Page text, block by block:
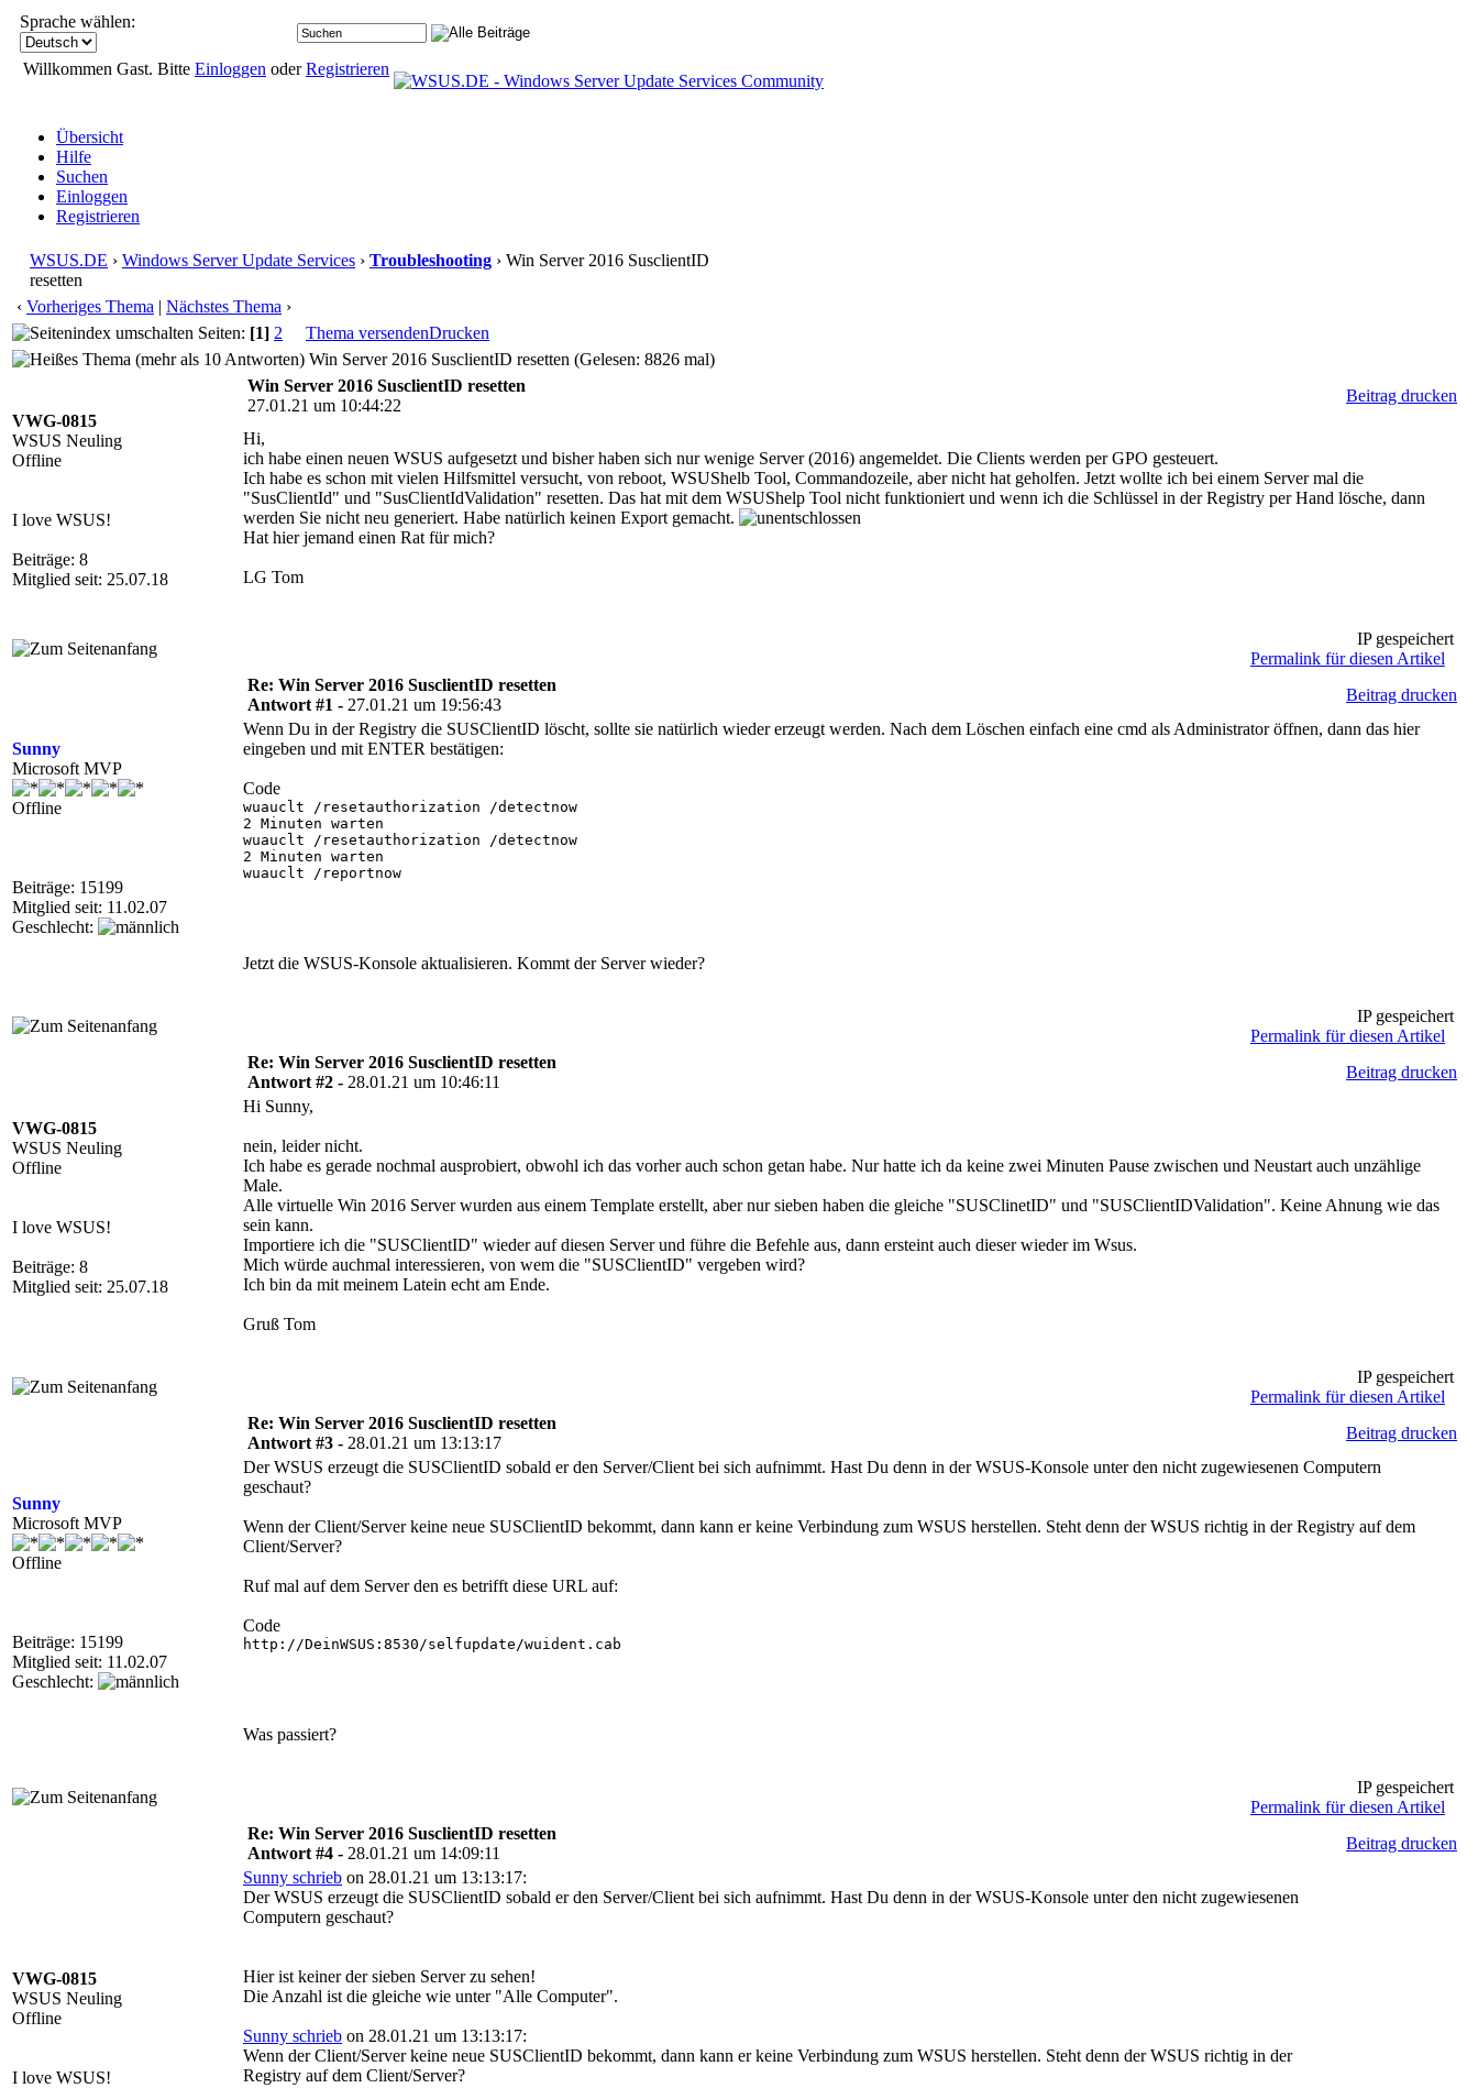
Sprache wählen:
Willkommen Gast. Bitte Einloggen oderRegistrieren
Übersicht
Hilfe
Suchen
Einloggen
Registrieren
WSUS.DE › Windows Server Update Services › Troubleshooting › Win Server 2016 SusclientID
resetten
‹ Vorheriges Thema | Nächstes Thema ›
Seiten: [1] 2 Thema versendenDrucken
Win Server 2016 SusclientID resetten (Gelesen: 8826 mal)
VWG-0815
WSUS Neuling
Offline
I love WSUS!
Beiträge: 8
Mitglied seit: 25.07.18
Win Server 2016 SusclientID resetten
27.01.21 um 10:44:22
Beitrag drucken
Hi,
ich habe einen neuen WSUS aufgesetzt und bisher haben sich nur wenige Server (2016) angemeldet. Die Clients werden per GPO gesteuert.
Ich habe es schon mit vielen Hilfsmittel versucht, von reboot, WSUShelb Tool, Commandozeile, aber nicht hat geholfen. Jetzt wollte ich bei einem Server mal die
"SusClientId" und "SusClientIdValidation" resetten. Das hat mit dem WSUShelp Tool nicht funktioniert und wenn ich die Schlüssel in der Registry per Hand lösche, dann
werden Sie nicht neu generiert. Habe natürlich keinen Export gemacht.
Hat hier jemand einen Rat für mich?
LG Tom
IP gespeichert
Permalink für diesen Artikel
Sunny
Microsoft MVP
Offline
Beiträge: 15199
Mitglied seit: 11.02.07
Geschlecht:
Re: Win Server 2016 SusclientID resetten
Antwort #1 - 27.01.21 um 19:56:43
Beitrag drucken
Wenn Du in der Registry die SUSClientID löscht, sollte sie natürlich wieder erzeugt werden. Nach dem Löschen einfach eine cmd als Administrator öffnen, dann das hier
eingeben und mit ENTER bestätigen:
Code
wuauclt /resetauthorization /detectnow
2 Minuten warten
wuauclt /resetauthorization /detectnow
2 Minuten warten
wuauclt /reportnow
Jetzt die WSUS-Konsole aktualisieren. Kommt der Server wieder?
IP gespeichert
Permalink für diesen Artikel
VWG-0815
WSUS Neuling
Offline
I love WSUS!
Beiträge: 8
Mitglied seit: 25.07.18
Re: Win Server 2016 SusclientID resetten
Antwort #2 - 28.01.21 um 10:46:11
Beitrag drucken
Hi Sunny,
nein, leider nicht.
Ich habe es gerade nochmal ausprobiert, obwohl ich das vorher auch schon getan habe. Nur hatte ich da keine zwei Minuten Pause zwischen und Neustart auch unzählige
Male.
Alle virtuelle Win 2016 Server wurden aus einem Template erstellt, aber nur sieben haben die gleiche "SUSClinetID" und "SUSClientIDValidation". Keine Ahnung wie das
sein kann.
Importiere ich die "SUSClientID" wieder auf diesen Server und führe die Befehle aus, dann ersteint auch dieser wieder im Wsus.
Mich würde auchmal interessieren, von wem die "SUSClientID" vergeben wird?
Ich bin da mit meinem Latein echt am Ende.
Gruß Tom
IP gespeichert
Permalink für diesen Artikel
Sunny
Microsoft MVP
Offline
Beiträge: 15199
Mitglied seit: 11.02.07
Geschlecht:
Re: Win Server 2016 SusclientID resetten
Antwort #3 - 28.01.21 um 13:13:17
Beitrag drucken
Der WSUS erzeugt die SUSClientID sobald er den Server/Client bei sich aufnimmt. Hast Du denn in der WSUS-Konsole unter den nicht zugewiesenen Computern
geschaut?
Wenn der Client/Server keine neue SUSClientID bekommt, dann kann er keine Verbindung zum WSUS herstellen. Steht denn der WSUS richtig in der Registry auf dem
Client/Server?
Ruf mal auf dem Server den es betrifft diese URL auf:
Code
http://DeinWSUS:8530/selfupdate/wuident.cab
Was passiert?
IP gespeichert
Permalink für diesen Artikel
VWG-0815
WSUS Neuling
Offline
I love WSUS!
Re: Win Server 2016 SusclientID resetten
Antwort #4 - 28.01.21 um 14:09:11
Beitrag drucken
Sunny schrieb on 28.01.21 um 13:13:17:
Der WSUS erzeugt die SUSClientID sobald er den Server/Client bei sich aufnimmt. Hast Du denn in der WSUS-Konsole unter den nicht zugewiesenen
Computern geschaut?
Hier ist keiner der sieben Server zu sehen!
Die Anzahl ist die gleiche wie unter "Alle Computer".
Sunny schrieb on 28.01.21 um 13:13:17:
Wenn der Client/Server keine neue SUSClientID bekommt, dann kann er keine Verbindung zum WSUS herstellen. Steht denn der WSUS richtig in der
Registry auf dem Client/Server?